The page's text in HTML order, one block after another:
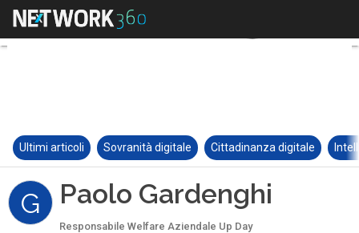
Ultimi articoli Sovranità digitale Cittadinanza digitale
G Paolo Gardenghi
Responsabile Welfare Aziendale Up Day